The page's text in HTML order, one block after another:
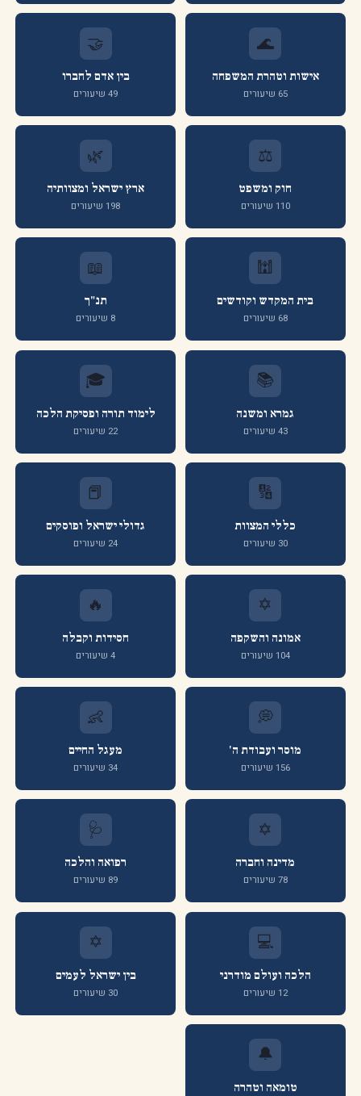
🌊
אישות וטהרת המשפחה
65 שיעורים
🤝
בין אדם לחברו
49 שיעורים
⚖️
חוק ומשפט
110 שיעורים
🌿
ארץ ישראל ומצוותיה
198 שיעורים
🕍
בית המקדש וקודשים
68 שיעורים
📖
תנ"ך
8 שיעורים
📚
גמרא ומשנה
43 שיעורים
🎓
לימוד תורה ופסיקת הלכה
22 שיעורים
🔢
כללי המצוות
30 שיעורים
📕
גדולי ישראל ופוסקים
24 שיעורים
✡️
אמונה והשקפה
104 שיעורים
🔥
חסידות וקבלה
4 שיעורים
💭
מוסר ועבודת ה'
156 שיעורים
👶
מעגל החיים
34 שיעורים
✡️
מדינה וחברה
78 שיעורים
🩺
רפואה והלכה
89 שיעורים
💻
הלכה ועולם מודרני
12 שיעורים
✡️
בין ישראל לעמים
30 שיעורים
🔔
טומאה וטהרה